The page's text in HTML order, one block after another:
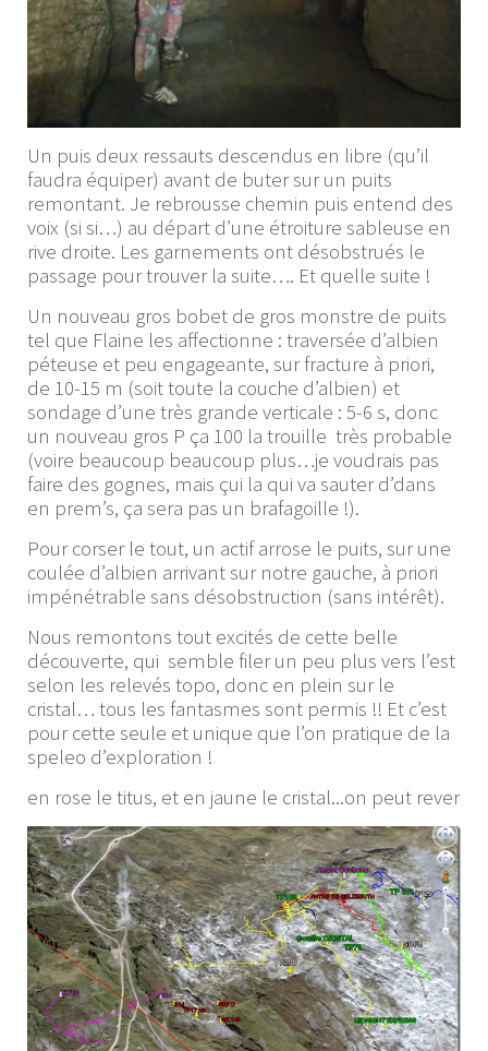
Un puis deux ressauts descendus en libre (qu’il
faudra équiper) avant de buter sur un puits
remontant. Je rebrousse chemin puis entend des
voix (si si…) au départ d’une étroiture sableuse en
rive droite. Les garnements ont désobstrués le
passage pour trouver la suite…. Et quelle suite !
Un nouveau gros bobet de gros monstre de puits
tel que Flaine les affectionne : traversée d’albien
péteuse et peu engageante, sur fracture à priori,
de 10-15 m (soit toute la couche d’albien) et
sondage d’une très grande verticale : 5-6 s, donc
un nouveau gros P ça 100 la trouille très probable
(voire beaucoup beaucoup plus…je voudrais pas
faire des gognes, mais çui la qui va sauter d’dans
en prem’s, ça sera pas un brafagoille !).
Pour corser le tout, un actif arrose le puits, sur une
coulée d’albien arrivant sur notre gauche, à priori
impénétrable sans désobstruction (sans intérêt).
Nous remontons tout excités de cette belle
découverte, qui semble filer un peu plus vers l’est
selon les relevés topo, donc en plein sur le
cristal… tous les fantasmes sont permis !! Et c’est
pour cette seule et unique que l’on pratique de la
speleo d’exploration !
en rose le titus, et en jaune le cristal...on peut rever